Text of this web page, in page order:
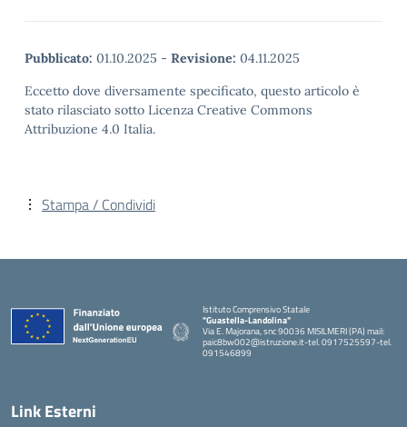
Pubblicato: 01.10.2025 - Revisione: 04.11.2025
Eccetto dove diversamente specificato, questo articolo è
stato rilasciato sotto Licenza Creative Commons
Attribuzione 4.0 Italia.
Stampa / Condividi
Istituto Comprensivo Statale
"Guastella-Landolina"
Via E. Majorana, snc 90036 MISILMERI (PA) mail:
paic8bw002@istruzione.it-tel. 0917525597-tel.
091546899
Link Esterni